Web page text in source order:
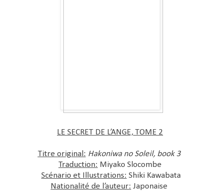
LE SECRET DE L’ANGE, TOME 2
Titre original: Hakoniwa no Soleil, book 3
Traduction: Miyako Slocombe
Scénario et Illustrations: Shiki Kawabata
Nationalité de l’auteur: Japonaise